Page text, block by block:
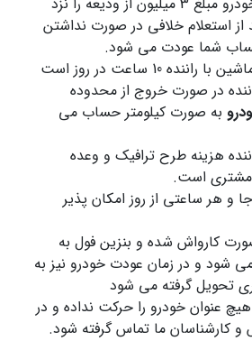
استعلام خلافی در صورت نداشتن
شما عودت می شود.
10 ساعت در روز است
در صورت خروج از محدوده
به صورت کیلومتر حساب می
هزینه طرح ترافیک و وعده
مشتری است.
و هر ساعتی از روز امکان پذیر
کارواش شده و بنزین فول به
شود و در زمان عودت خودرو نیز به
تحویل گرفته می شود
عنوان خودرو را حرکت نداده و در
کارشناسان ما تماس گرفته شود.